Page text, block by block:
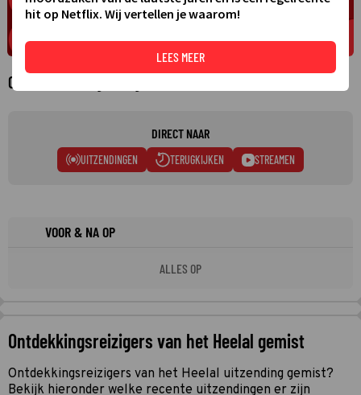
Over Ontdekkingsreizigers van het Heelal
DIRECT NAAR
UITZENDINGEN TERUGKIJKEN STREAMEN
VOOR & NA OP
ALLES OP
Ontdekkingsreizigers van het Heelal gemist
Ontdekkingsreizigers van het Heelal uitzending gemist?
Bekijk hieronder welke recente uitzendingen er zijn
hit op Netflix. Wij vertellen je waarom!
LEES MEER